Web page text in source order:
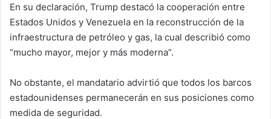
En su declaración, Trump destacó la cooperación entre
Estados Unidos y Venezuela en la reconstrucción de la
infraestructura de petróleo y gas, la cual describió como
“mucho mayor, mejor y más moderna”.
No obstante, el mandatario advirtió que todos los barcos
estadounidenses permanecerán en sus posiciones como
medida de seguridad.